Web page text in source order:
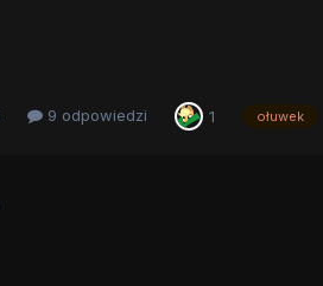
9 odpowiedzi 1 ołuwek